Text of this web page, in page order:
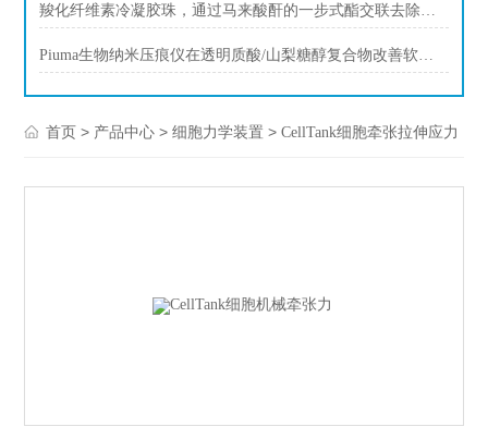
羧化纤维素冷凝胶珠，通过马来酸酐的一步式酯交联去除铜离子
Piuma生物纳米压痕仪在透明质酸/山梨糖醇复合物改善软骨材料特性
首页 > 产品中心 >细胞力学装置 >CellTank细胞牵张拉伸应力